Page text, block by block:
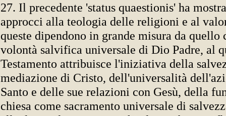
27. Il precedente 'status quaestionis' ha
approcci alla teologia delle religioni e al
queste dipendono in grande misura da quello
volontà salvifica universale di Dio Padre, al
Testamento attribuisce l'iniziativa della
mediazione di Cristo, dell'universalità
Santo e delle sue relazioni con Gesù, della
chiesa come sacramento universale di